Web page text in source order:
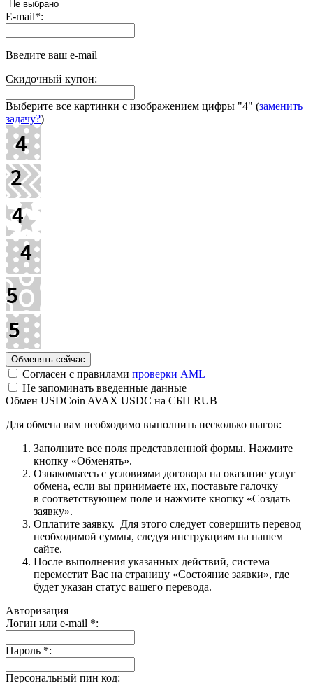
E-mail*:
Введите ваш e-mail
Скидочный купон:
Выберите все картинки с изображением цифры "4" (заменить
задачу?)
Согласен с правилами проверки AML
Не запоминать введенные данные
Обмен USDCoin AVAX USDC на СБП RUB
Для обмена вам необходимо выполнить несколько шагов:
Заполните все поля представленной формы. Нажмите
кнопку «Обменять».
Ознакомьтесь с условиями договора на оказание услуг
обмена, если вы принимаете их, поставьте галочку
в соответствующем поле и нажмите кнопку «Создать
заявку».
Оплатите заявку. Для этого следует совершить перевод
необходимой суммы, следуя инструкциям на нашем
сайте.
После выполнения указанных действий, система
переместит Вас на страницу «Состояние заявки», где
будет указан статус вашего перевода.
Авторизация
Логин или e-mail *:
Пароль *:
Персональный пин код: